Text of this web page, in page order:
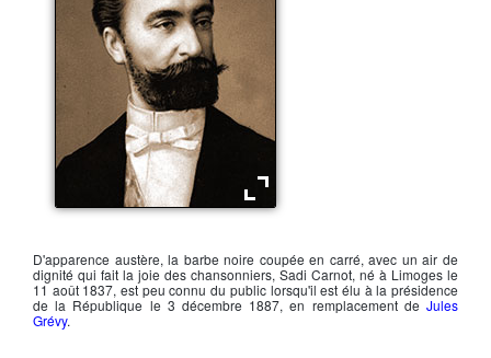
D'apparence austère, la barbe noire coupée en carré, avec un air de
dignité qui fait la joie des chansonniers, Sadi Carnot, né à Limoges le
11 août 1837, est peu connu du public lorsqu'il est élu à la présidence
de la République le 3 décembre 1887, en remplacement de Jules
Grévy.